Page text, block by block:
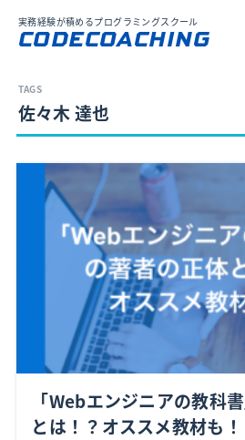
実務経験が積めるプログラミングスクール
CODECOACHING
佐々木 達也
「Webエンジニアの教科
とは！？オススメ教材も！